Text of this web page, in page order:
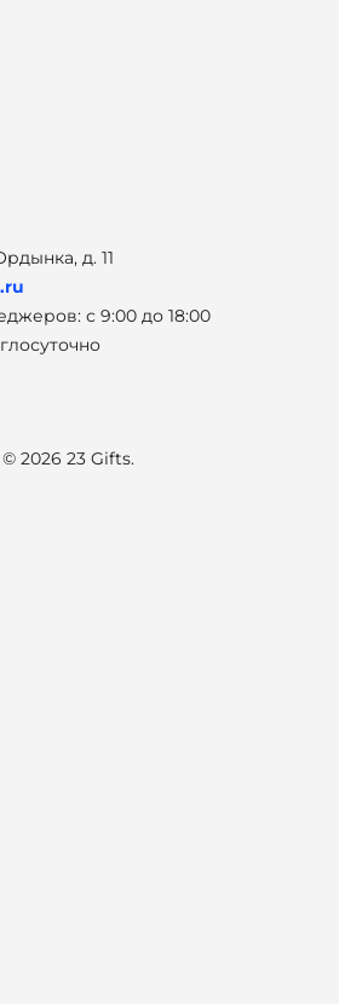
д. 11
с 9:00 до 18:00
© 2026 23 Gifts.